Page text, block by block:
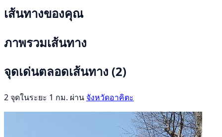
เส้นทางของคุณ
ภาพรวมเส้นทาง
จุดเด่นตลอดเส้นทาง (2)
2 จุดในระยะ 1 กม. ผ่าน จังหวัดอาคิตะ